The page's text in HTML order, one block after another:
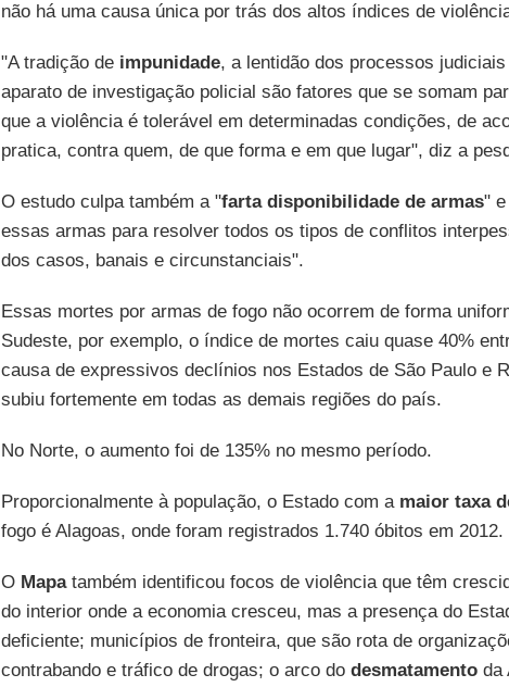
não há uma causa única por trás dos altos índices de
"A tradição deimpunidade, a lentidão dos processos
aparato de investigação policial são fatores que se somam
que a violência é tolerável em determinadas condições, de
pratica, contra quem, de que forma e em que lugar", diz a
O estudo culpa também a "farta disponibilidade de armas"
essas armas para resolver todos os tipos de conflitos
dos casos, banais e circunstanciais".
Essas mortes por armas de fogo não ocorrem de forma
Sudeste, por exemplo, o índice de mortes caiu quase 40%
causa de expressivos declínios nos Estados de São Paulo e
subiu fortemente em todas as demais regiões do país.
No Norte, o aumento foi de 135% no mesmo período.
Proporcionalmente à população, o Estado com a maior taxa
fogo é Alagoas, onde foram registrados 1.740 óbitos em 2012.
O Mapatambém identificou focos de violência que têm
do interior onde a economia cresceu, mas a presença do
deficiente; municípios de fronteira, que são rota de
contrabando e tráfico de drogas; o arco do desmatamentoda